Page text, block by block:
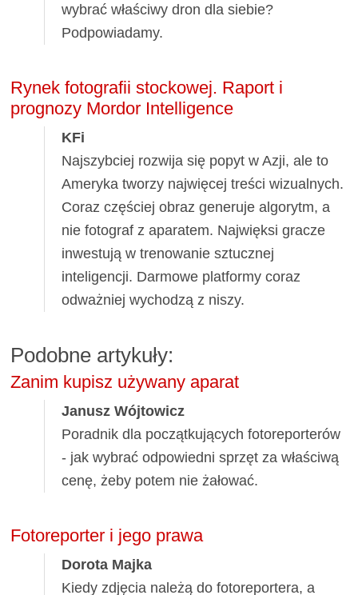
wybrać właściwy dron dla siebie?
Podpowiadamy.
Rynek fotografii stockowej. Raport i
prognozy Mordor Intelligence
KFi
Najszybciej rozwija się popyt w Azji, ale to
Ameryka tworzy najwięcej treści wizualnych.
Coraz częściej obraz generuje algorytm, a
nie fotograf z aparatem. Najwięksi gracze
inwestują w trenowanie sztucznej
inteligencji. Darmowe platformy coraz
odważniej wychodzą z niszy.
Podobne artykuły:
Zanim kupisz używany aparat
Janusz Wójtowicz
Poradnik dla początkujących fotoreporterów
- jak wybrać odpowiedni sprzęt za właściwą
cenę, żeby potem nie żałować.
Fotoreporter i jego prawa
Dorota Majka
Kiedy zdjęcia należą do fotoreportera, a